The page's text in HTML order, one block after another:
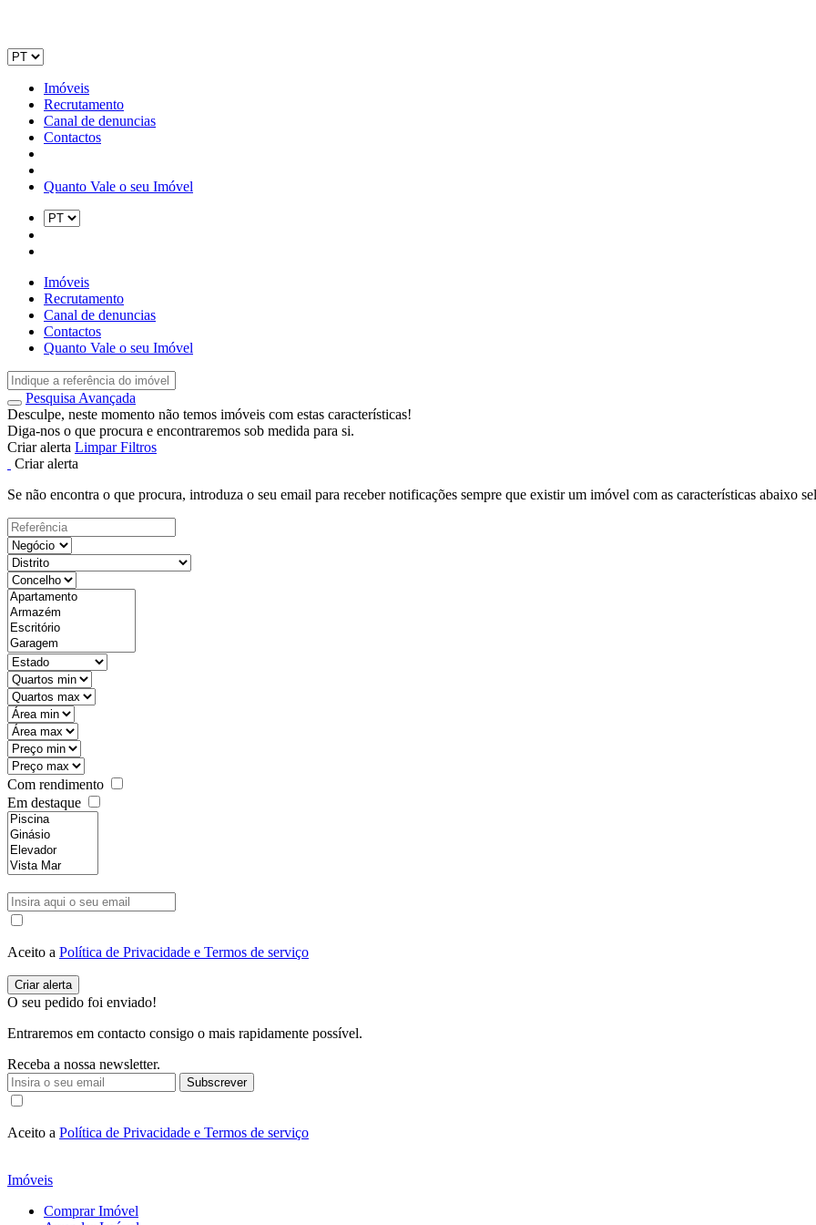
Imóveis
Recrutamento
Canal de denuncias
Contactos
Quanto Vale o seu Imóvel
Imóveis
Recrutamento
Canal de denuncias
Contactos
Quanto Vale o seu Imóvel
Pesquisa Avançada
Desculpe, neste momento não temos imóveis com estas características!
Diga-nos o que procura e encontraremos sob medida para si.
Criar alerta Limpar Filtros
Criar alerta
Se não encontra o que procura, introduza o seu email para receber notificações sempre que existir um imóvel com as características abaixo
Com rendimento
Em destaque
Aceito a Política de Privacidade e Termos de serviço
O seu pedido foi enviado!
Entraremos em contacto consigo o mais rapidamente possível.
Receba a nossa newsletter.
Subscrever
Aceito a Política de Privacidade e Termos de serviço
Imóveis
Comprar Imóvel